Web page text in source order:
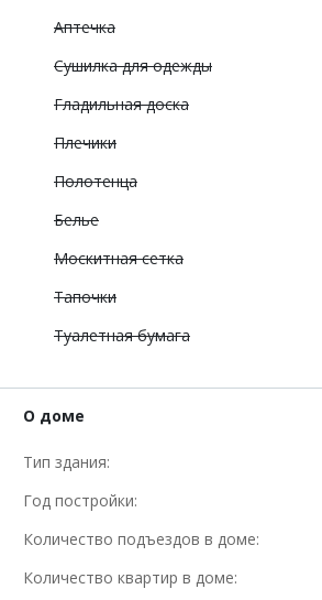
Аптечка
Сушилка для одежды
Гладильная доска
Плечики
Полотенца
Белье
Москитная сетка
Тапочки
Туалетная бумага
О доме
Тип здания:
Год постройки:
Количество подъездов в доме:
Количество квартир в доме: